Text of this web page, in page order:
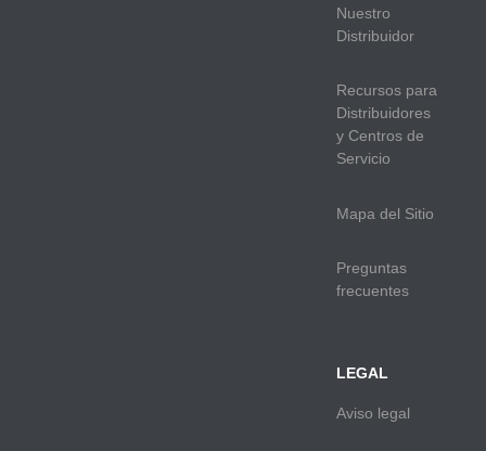
Nuestro
Distribuidor
Recursos para
Distribuidores
y Centros de
Servicio
Mapa del Sitio
Preguntas
frecuentes
LEGAL
Aviso legal